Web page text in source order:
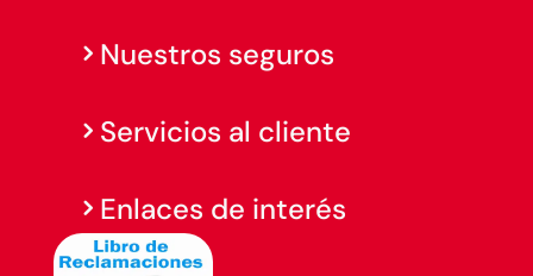
Nuestros seguros
Servicios al cliente
Enlaces de interés